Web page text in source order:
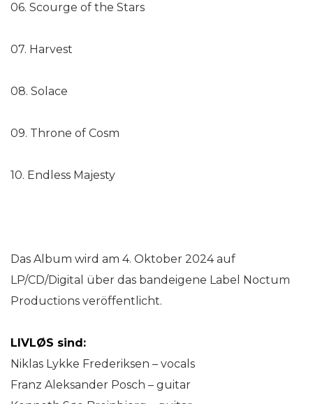
06. Scourge of the Stars
07. Harvest
08. Solace
09. Throne of Cosm
10. Endless Majesty
Das Album wird am 4. Oktober 2024 auf
LP/CD/Digital über das bandeigene Label Noctum
Productions veröffentlicht.
LIVLØS sind:
Niklas Lykke Frederiksen – vocals
Franz Aleksander Posch – guitar